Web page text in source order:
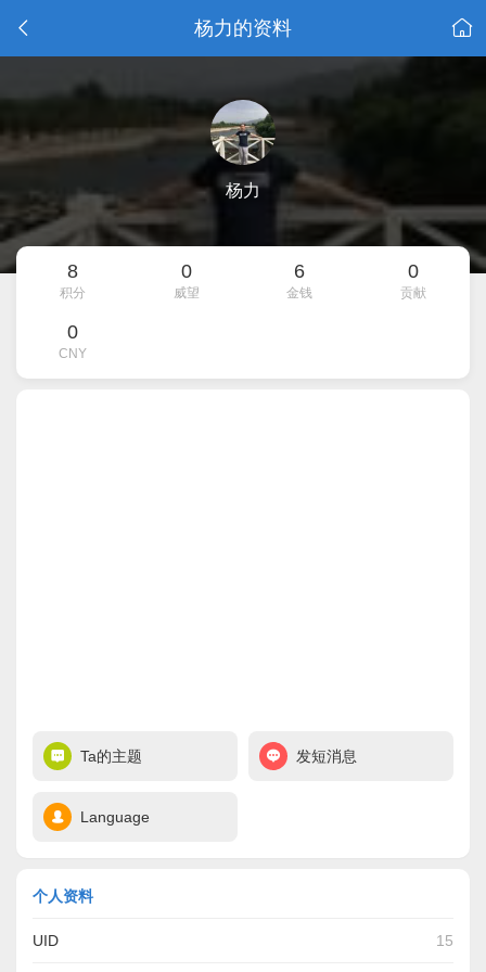
杨力的资料
杨力
8
积分
0
威望
6
金钱
0
贡献
0
CNY
Ta的主题 发短消息
Language
个人资料
UID 15